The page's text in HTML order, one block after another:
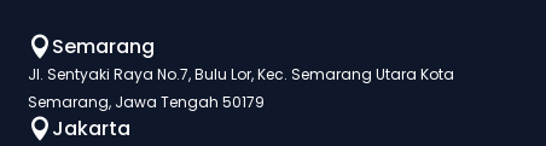
 Semarang
Jl. Sentyaki Raya No.7, Bulu Lor, Kec. Semarang Utara Kota
Semarang, Jawa Tengah 50179
 Jakarta